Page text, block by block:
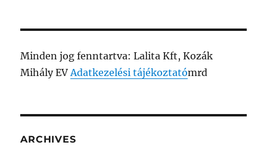
Minden jog fenntartva: Lalita Kft, Kozák
Mihály EVAdatkezelési tájékoztatómrd
ARCHIVES